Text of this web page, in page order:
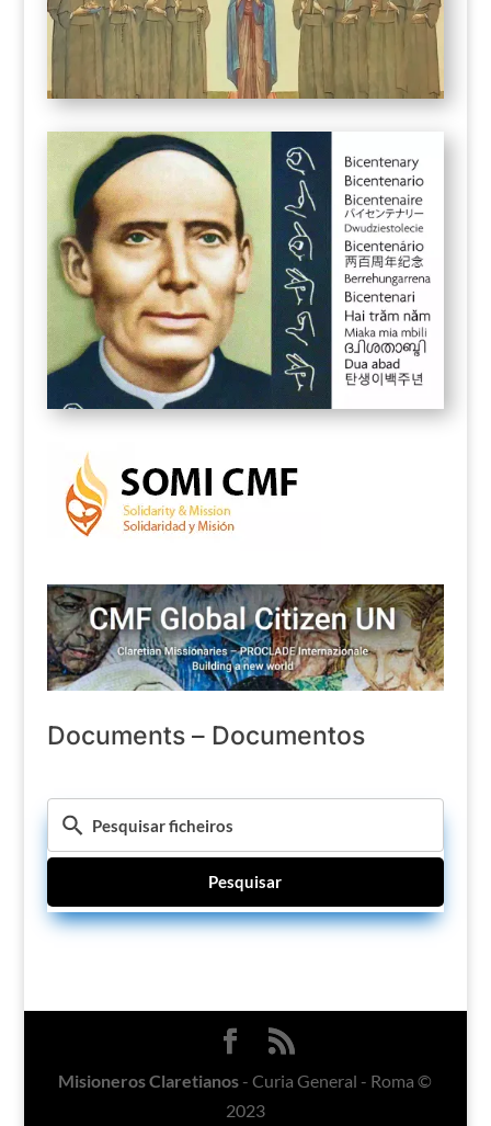
Documents – Documentos
Pesquisar
Misioneros Claretianos - Curia General - Roma ©
2023